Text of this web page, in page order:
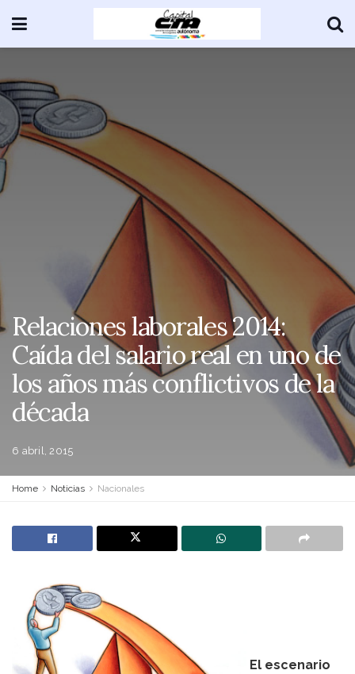
Relaciones laborales 2014:
Caída del salario real en uno de
los años más conflictivos de la
década
6 abril, 2015
Home Noticias Nacionales
El escenario